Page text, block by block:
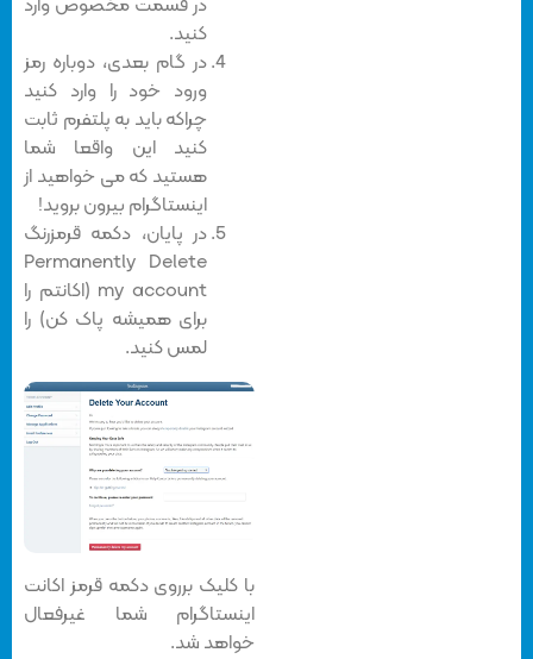
در قسمت مخصوص وارد
کنید.
در گام بعدی، دوباره رمز
ورود خود را وارد کنید
چراکه باید به پلتفرم ثابت
کنید این واقعا شما
هستید که می خواهید از
اینستاگرام بیرون بروید!
در پایان، دکمه قرمزرنگ
Permanently Delete
my account (اکانتم را
برای همیشه پاک کن) را
لمس کنید.
با کلیک برروی دکمه قرمز اکانت
اینستاگرام شما غیرفعال
خواهد شد.